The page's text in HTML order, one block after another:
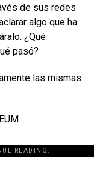
de sus redes
algo que ha
¿Qué
pasó?
las mismas
READING.